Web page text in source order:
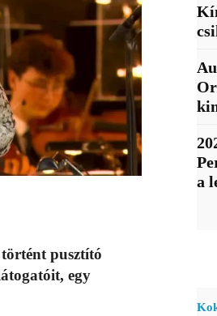
pusztító
egy
a